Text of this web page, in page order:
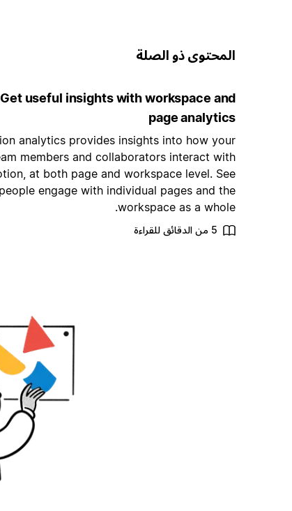
المحتوى ذو الصلة
Get useful insights with workspace and
page analytics
analytics provides insights into how your
members and collaborators interact with
at both page and workspace level. See
engage with individual pages and the
workspace as a whole.
5 من الدقائق للقراءة